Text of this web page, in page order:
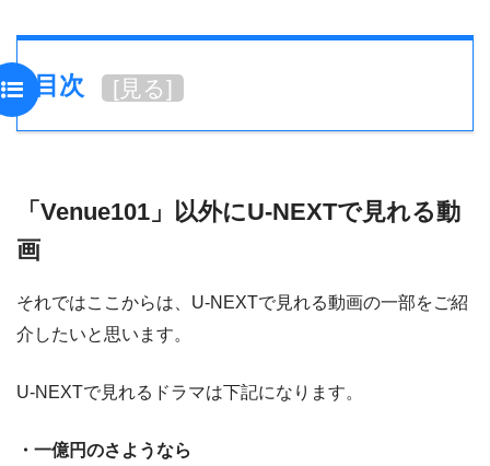
目次 [見る]
「Venue101」以外にU-NEXTで見れる動
画
それではここからは、U-NEXTで見れる動画の一部をご紹
介したいと思います。
U-NEXTで見れるドラマは下記になります。
・一億円のさようなら